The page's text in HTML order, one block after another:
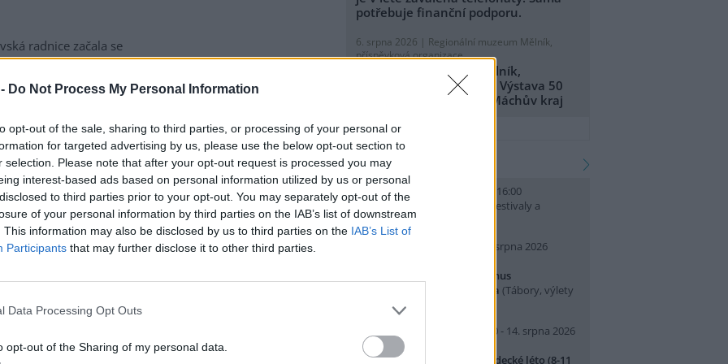
Do Not Process My Personal Information
opt-out of the sale, sharing to third parties, or processing of your personal or
for targeted advertising by us, please use the below opt-out section to
selection. Please note that after your opt-out request is processed you may
interest-based ads based on personal information utilized by us or personal
to third parties prior to your opt-out. You may separately opt-out of the
of your personal information by third parties on the IAB’s list of downstream
This information may also be disclosed by us to third parties on the IAB’s List of
Participants that may further disclose it to other third parties.
Data Processing Opt Outs
opt-out of the Sharing of my personal data.
radnice začala se
likvidací bolševníku
který patří k
invazním
ve Slezské Ostravě letos
kombinuje chemické i
Gabriela Pokorná.
výrobu nového
Škoda Auto zahájila ve
hlavním závodě v Mladé
sériovou výrobu nového
Jde o největší vůz v
potřebuje finanční podporu.
6. srpna 2026 | Regionální muzeum Mělník,
příspěvková organizace
Regionální muzeum Mělník,
příspěvková organizace: Výstava 50
let CHKO Kokořínsko - Máchův kraj
přidat tiskovou zprávu
kalendář akcí
9. srpna 2026 (neděle) 10:00 - 16:00
(Festivaly a
slavnosti, Praha 7 )
10. srpna 2026 (pondělí) - 14. srpna 2026
Hrajeme si v Pralese - 2. turnus
příměstského letního tábora (Tábory, výlety
a pobytové akce, Praha 19 )
10. srpna 2026 (pondělí) 07:30 - 14. srpna 2026
(pátek) 16:30
Příměstský tábor Přírodovědecké léto (8-11